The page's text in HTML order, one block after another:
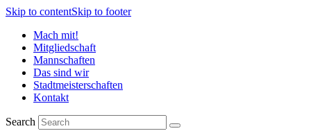
Skip to contentSkip to footer
Mach mit!
Mitgliedschaft
Mannschaften
Das sind wir
Stadtmeisterschaften
Kontakt
Search